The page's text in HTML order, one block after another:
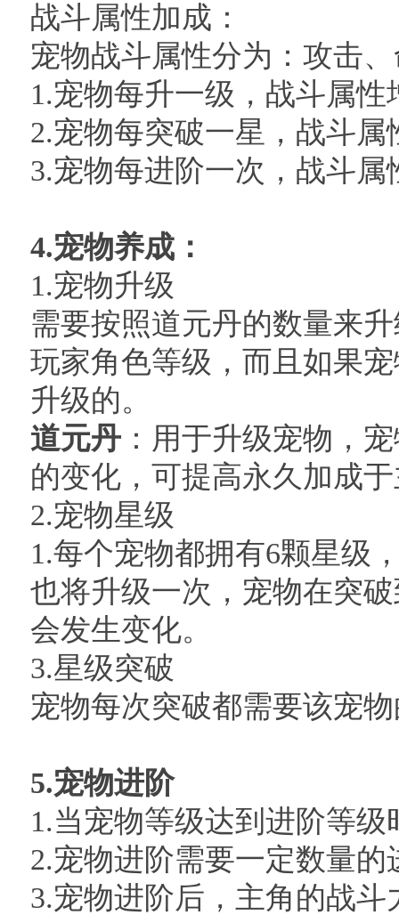
战斗属性加成：
宠物战斗属性分为：攻击
1.宠物每升一级，战斗属性
2.宠物每突破一星，战斗属
3.宠物每进阶一次，战斗属
4.宠物养成：
1.宠物升级
需要按照道元丹的数量来
玩家角色等级，而且如果
升级的。
道元丹：用于升级宠物，
的变化，可提高永久加成
2.宠物星级
1.每个宠物都拥有6颗星级
也将升级一次，宠物在突
会发生变化。
3.星级突破
宠物每次突破都需要该宠
5.宠物进阶
1.当宠物等级达到进阶等
2.宠物进阶需要一定数量
3.宠物进阶后，主角的战斗